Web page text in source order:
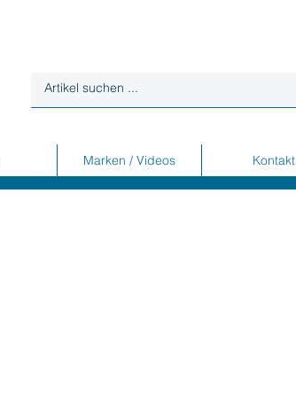
Marken / Videos Kontakt